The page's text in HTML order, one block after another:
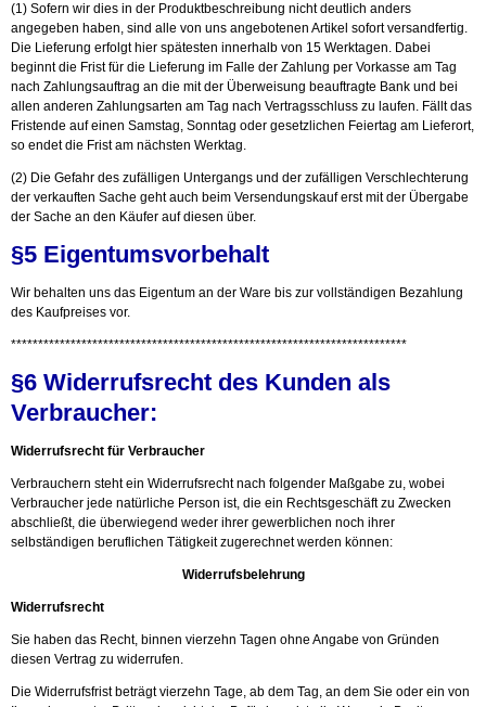
(1) Sofern wir dies in der Produktbeschreibung nicht deutlich anders
angegeben haben, sind alle von uns angebotenen Artikel sofort versandfertig.
Die Lieferung erfolgt hier spätesten innerhalb von 15 Werktagen. Dabei
beginnt die Frist für die Lieferung im Falle der Zahlung per Vorkasse am Tag
nach Zahlungsauftrag an die mit der Überweisung beauftragte Bank und bei
allen anderen Zahlungsarten am Tag nach Vertragsschluss zu laufen. Fällt das
Fristende auf einen Samstag, Sonntag oder gesetzlichen Feiertag am Lieferort,
so endet die Frist am nächsten Werktag.
(2) Die Gefahr des zufälligen Untergangs und der zufälligen Verschlechterung
der verkauften Sache geht auch beim Versendungskauf erst mit der Übergabe
der Sache an den Käufer auf diesen über.
§5 Eigentumsvorbehalt
Wir behalten uns das Eigentum an der Ware bis zur vollständigen Bezahlung
des Kaufpreises vor.
*************************************************************************
§6 Widerrufsrecht des Kunden als
Verbraucher:
Widerrufsrecht für Verbraucher
Verbrauchern steht ein Widerrufsrecht nach folgender Maßgabe zu, wobei
Verbraucher jede natürliche Person ist, die ein Rechtsgeschäft zu Zwecken
abschließt, die überwiegend weder ihrer gewerblichen noch ihrer
selbständigen beruflichen Tätigkeit zugerechnet werden können:
Widerrufsbelehrung
Widerrufsrecht
Sie haben das Recht, binnen vierzehn Tagen ohne Angabe von Gründen
diesen Vertrag zu widerrufen.
Die Widerrufsfrist beträgt vierzehn Tage, ab dem Tag, an dem Sie oder ein von